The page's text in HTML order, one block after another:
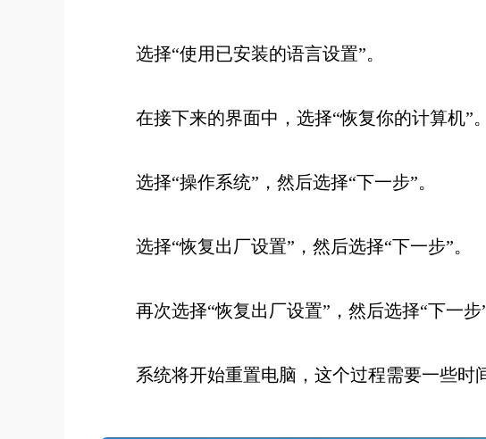
选择“使用已安装的语言设置”。
在接下来的界面中，选择“恢复你的计算机”。
选择“操作系统”，然后选择“下一步”。
选择“恢复出厂设置”，然后选择“下一步”。
再次选择“恢复出厂设置”，然后选择“下一步”
系统将开始重置电脑，这个过程需要一些时